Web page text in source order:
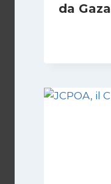
da Gaza